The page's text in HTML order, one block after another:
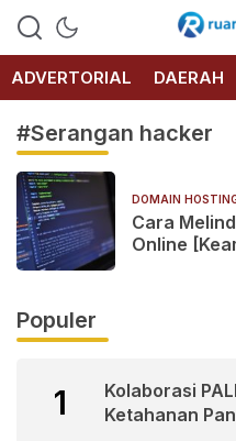
ADVERTORIAL
DAERAH
#Serangan hacker
DOMAIN
Cara
Online
Populer
1
Kolaborasi
Ketahanan